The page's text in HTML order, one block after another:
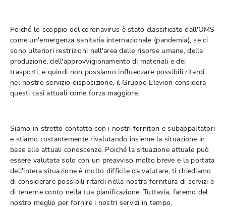
Poiché lo scoppio del coronavirus è stato classificato dall'OMS
come un'emergenza sanitaria internazionale (pandemia), se ci
sono ulteriori restrizioni nell'area delle risorse umane, della
produzione, dell'approvvigionamento di materiali e dei
trasporti, e quindi non possiamo influenzare possibili ritardi
nel nostro servizio disposizione, il Gruppo Elevion considera
questi casi attuali come forza maggiore.
Siamo in stretto contatto con i nostri fornitori e subappaltatori
e stiamo costantemente rivalutando insieme la situazione in
base alle attuali conoscenze. Poiché la situazione attuale può
essere valutata solo con un preavviso molto breve e la portata
dell'intera situazione è molto difficile da valutare, ti chiediamo
di considerare possibili ritardi nella nostra fornitura di servizi e
di tenerne conto nella tua pianificazione. Tuttavia, faremo del
nostro meglio per fornire i nostri servizi in tempo.